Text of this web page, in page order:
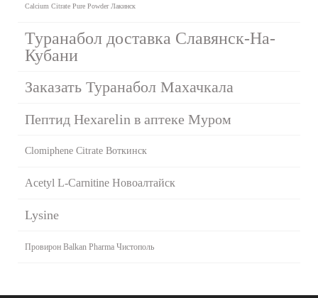
Calcium Citrate Pure Powder Лакинск
Туранабол доставка Славянск-На-
Кубани
Заказать Туранабол Махачкала
Пептид Hexarelin в аптеке Муром
Clomiphene Citrate Воткинск
Acetyl L-Carnitine Новоалтайск
Lysine
Провирон Balkan Pharma Чистополь